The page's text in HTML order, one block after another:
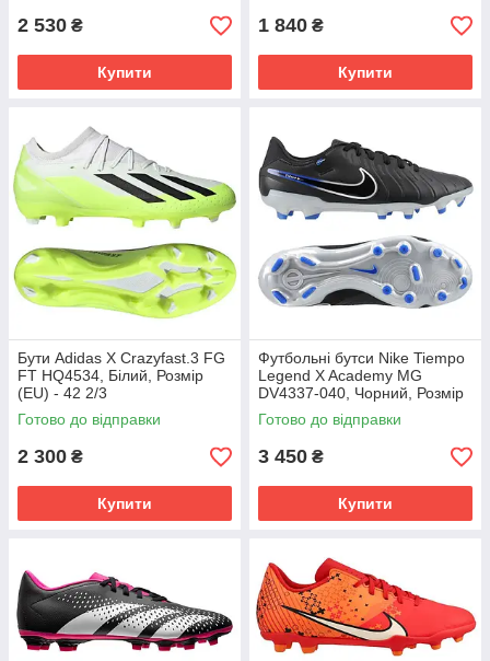
2 530 ₴
Купити
1 840 ₴
Купити
Бути Adidas X Crazyfast.3 FG
FT HQ4534, Білий, Розмір
(EU) - 42 2/3
Готово до відправки
2 300 ₴
Купити
Футбольні бутси Nike Tiempo
Legend X Academy MG
DV4337-040, Чорний, Розмір
(EU) - 43
Готово до відправки
3 450 ₴
Купити